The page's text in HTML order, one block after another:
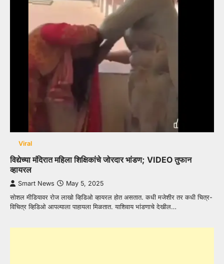
Viral
विद्येच्या मंदिरात महिला शिक्षिकांचे जोरदार भांडण; VIDEO तुफान
व्हायरल
Smart News May 5, 2025
सोशल मीडियावर रोज लाखो व्हिडिओ व्हायरल होत असतात. कधी मजेशीर तर कधी चित्र-
विचित्र व्हिडिओ आपल्याला पाहायला मिळतात. याशिवाय भांडणाचे देखील…